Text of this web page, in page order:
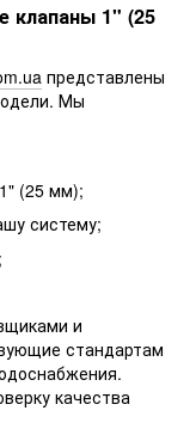
клапаны 1" (25
представлены
Мы
(25 мм);
систему;
и
стандартам
качества